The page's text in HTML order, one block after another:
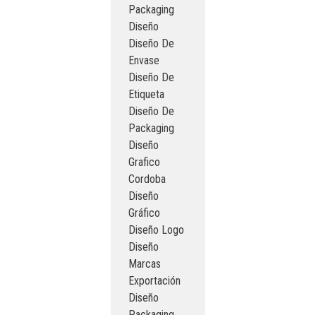
Packaging
Diseño
Diseño De
Envase
Diseño De
Etiqueta
Diseño De
Packaging
Diseño
Grafico
Cordoba
Diseño
Gráfico
Diseño Logo
Diseño
Marcas
Exportación
Diseño